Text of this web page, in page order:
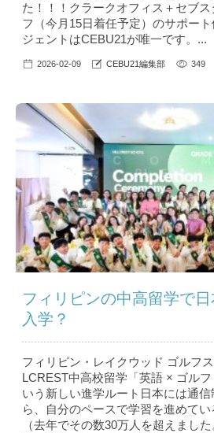
た！！！クラークオフィス＋セブ
フ（今月15日着任予定）のサポー
ジェントはCEBU21が唯一です。...
2026-02-09 CEBU21編集部 349
フィリピンの中高留学で
入学？
フィリピン・レイクウッド ゴルフ
LCREST中高校留学「英語 × ゴル
いう新しい進学ルート日本には通
ら、自分のペースで学習を進めてい
（去年でその数30万人を超えまし